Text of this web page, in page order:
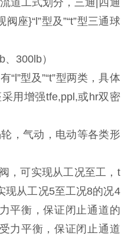
道工式划分，三通|四通
座}“l”型及”“t”型三通球
、300lb）
“l”型及”“t”型两类，具体
用增强tfe,ppl,或hr双密
，气动，电动等各类形
，可实现从工况至工，t
现从工况5至工况8的况4
平衡，保证闭止通道的
力平衡，保证闭止通道